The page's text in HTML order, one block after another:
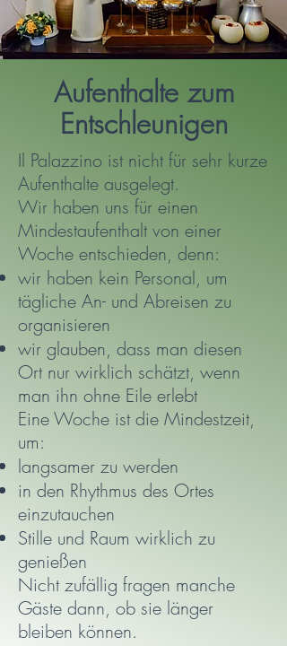
Aufenthalte zum
Entschleunigen
Il Palazzino ist nicht für sehr kurze
Aufenthalte ausgelegt.
Wir haben uns für einen
Mindestaufenthalt von einer
Woche entschieden, denn:
wir haben kein Personal, um
tägliche An- und Abreisen zu
organisieren
wir glauben, dass man diesen
Ort nur wirklich schätzt, wenn
man ihn ohne Eile erlebt
Eine Woche ist die Mindestzeit,
um:
langsamer zu werden
in den Rhythmus des Ortes
einzutauchen
Stille und Raum wirklich zu
genießen
Nicht zufällig fragen manche
Gäste dann, ob sie länger
bleiben können.